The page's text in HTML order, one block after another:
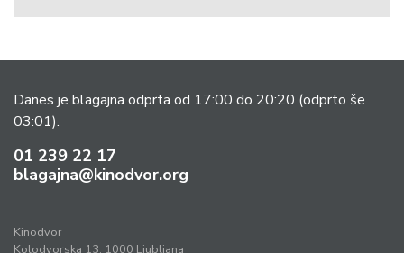
Danes je blagajna odprta od 17:00 do 20:20 (odprto še
03:01).
01 239 22 17
blagajna@kinodvor.org
Kinodvor
Kolodvorska 13, 1000 Ljubljana